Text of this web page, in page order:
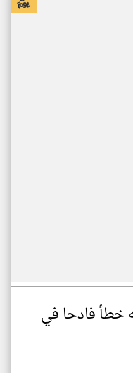
خطأ فادحا في